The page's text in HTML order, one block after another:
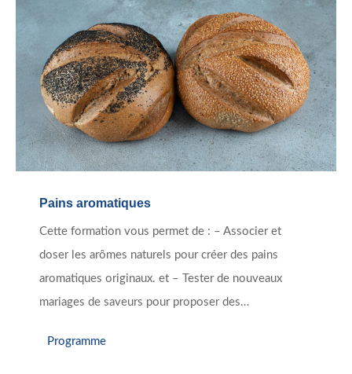
Pains aromatiques
Cette formation vous permet de : – Associer et
doser les arômes naturels pour créer des pains
aromatiques originaux. et – Tester de nouveaux
mariages de saveurs pour proposer des…
Programme